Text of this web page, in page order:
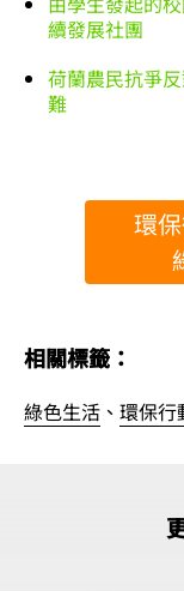
續發展社團
荷蘭農民抗爭
難
環
相關標籤：
綠色生活 、 環保行